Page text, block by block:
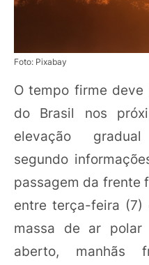
Foto: Pixabay
O tempo firme deve
do Brasil nos
elevação
segundo
passagem da frente
entre terça-feira
massa de ar
aberto, manhãs